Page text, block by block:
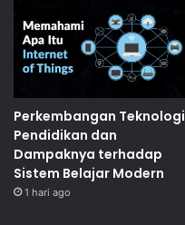
Perkembangan Teknologi
Pendidikan dan
Dampaknya terhadap
Sistem Belajar Modern
1 hari ago